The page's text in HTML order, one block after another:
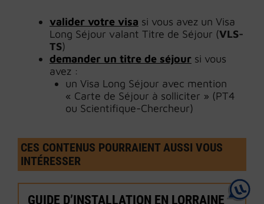
valider votre visa si vous avez un Visa
Long Séjour valant Titre de Séjour (VLS-
TS)
demander un titre de séjour si vous
avez :
un Visa Long Séjour avec mention
« Carte de Séjour à solliciter » (PT4
ou Scientifique-Chercheur)
CES CONTENUS POURRAIENT AUSSI VOUS
INTÉRESSER
GUIDE D’INSTALLATION EN LORRAINE